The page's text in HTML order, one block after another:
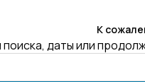
К
даты или